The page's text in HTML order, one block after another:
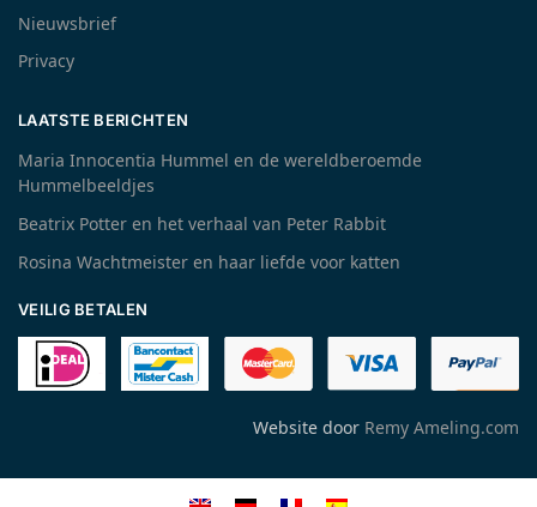
Nieuwsbrief
Privacy
LAATSTE BERICHTEN
Maria Innocentia Hummel en de wereldberoemde
Hummelbeeldjes
Beatrix Potter en het verhaal van Peter Rabbit
Rosina Wachtmeister en haar liefde voor katten
VEILIG BETALEN
Website door Remy Ameling.com